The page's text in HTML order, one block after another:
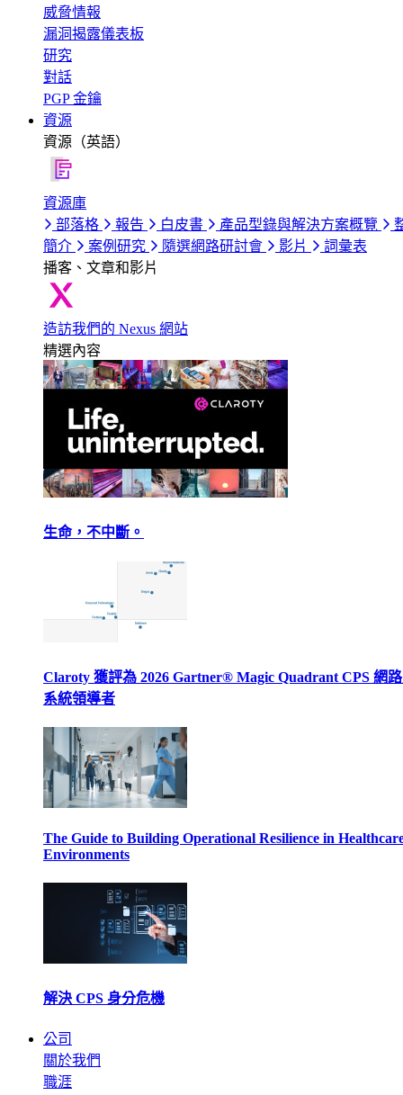
威脅情報
漏洞揭露儀表板
研究
對話
PGP 金鑰
資源
資源（英語）
資源庫
部落格
報告 白皮書 產品型錄與解決方案概覽
簡介
案例研究 隨選網路研討會 影片
詞彙表
播客、文章和影片
造訪我們的 Nexus 網站
精選內容
生命，不中斷。
Claroty 獲評為 2026 Gartner® Magic Quadrant CPS 網
系統領導者
The Guide to Building Operational Resilience in
Environments
解決 CPS 身分危機
公司
關於我們
職涯